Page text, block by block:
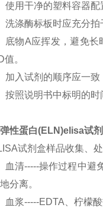
使用干净的塑料容器配
洗涤酶标板时应充分拍
底物A应挥发，避免长
值。
加入试剂的顺序应一致
按照说明书中标明的时
弹性蛋白(ELN)elisa试
试剂盒样品收集、
血清-----操作过程中避
分离。
血浆-----EDTA、柠檬